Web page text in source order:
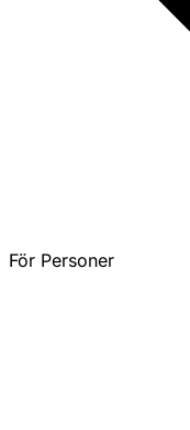
För Personer